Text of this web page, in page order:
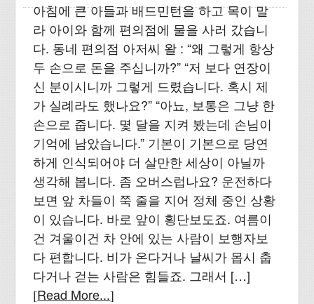
아침에 큰 아들과 배드민턴을 하고 목이 말
라 아이와 함께 편의점에 물을 사러 갔습니
다. 동네 편의점 아저씨 왈 : “왜 그렇게 항상
두 손으로 돈을 주십니까?” “저 보다 연장이
신 분이시니까 그렇게 드렸습니다. 혹시 제
가 실례라도 했나요?” “아뇨, 보통은 그냥 한
손으로 줍니다. 몇 달을 지켜 봤는데 손님이
기억에 남았습니다.” 기본이 기본으로 당연
하게 인식되어야 더 살만한 세상이 아닐까
생각해 봅니다. 좀 오버스럽나요? 운전하다
보면 앞 차들이 쭉 줄을 지어 정체 중인 상황
이 있습니다. 바로 앞이 횡단보도죠. 여름이
건 겨울이건 차 안에 있는 사람이 보행자보
다 편합니다. 비가 온다거나 날씨가 몹시 춥
다거나 걷는 사람은 힘들죠. 그래서 […]
[Read More...]